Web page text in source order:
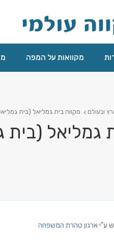
מקוואות על המפה
ובעולם מקווה בית גמליאל (בית
גמליאל (בית
ע"יארגון טהרת המשפחה